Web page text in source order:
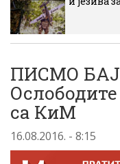
ПИСМО
са КиМ
16.08.2016. - 8:15